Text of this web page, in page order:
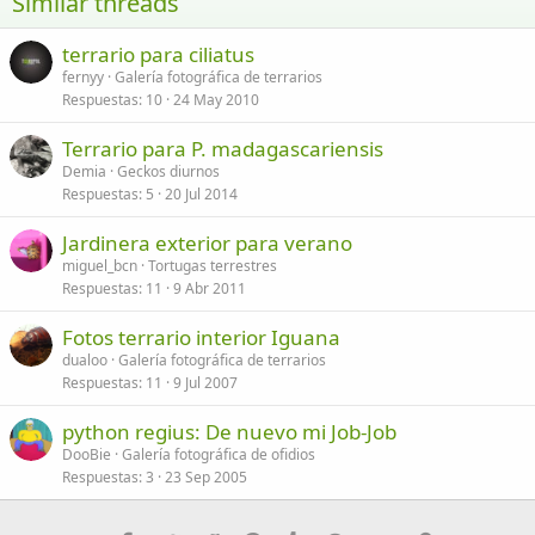
26
Trebuchet MS
Verdana
terrario para ciliatus
fernyy Galería fotográfica de terrarios
Respuestas 10 24 May 2010
Terrario para P. madagascariensis
Demia Geckos diurnos
Respuestas 5 20 Jul 2014
Jardinera exterior para verano
miguel_bcn Tortugas terrestres
Respuestas 11 9 Abr 2011
Fotos terrario interior Iguana
dualoo Galería fotográfica de terrarios
Respuestas 11 9 Jul 2007
python regius: De nuevo mi Job-Job
DooBie Galería fotográfica de ofidios
Respuestas 3 23 Sep 2005